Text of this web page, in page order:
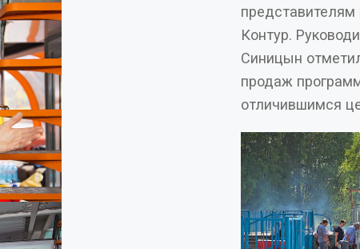
представителям нашего стратегического
Контур. Руководитель
Синицын
продаж